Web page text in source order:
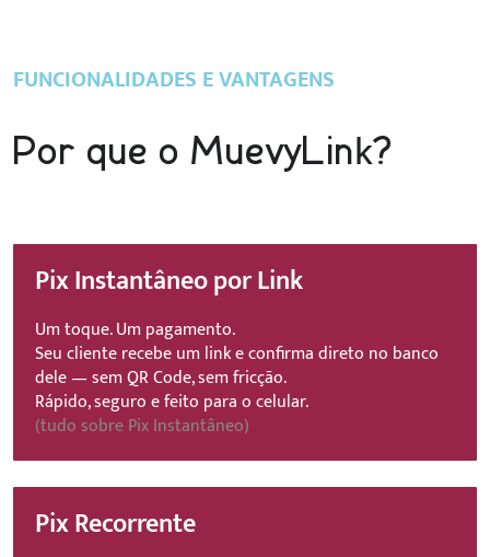
FUNCIONALIDADES E VANTAGENS
Por que o MuevyLink?
Pix Instantâneo por Link
Um toque. Um pagamento.
Seu cliente recebe um link e confirma direto no banco
dele — sem QR Code, sem fricção.
Rápido, seguro e feito para o celular.
(tudo sobre Pix Instantâneo)
Pix Recorrente